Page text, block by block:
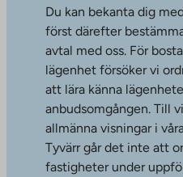
Du kan bekanta dig
först därefter
avtal med oss. För
lägenhet försöker vi
att lära känna
anbudsomgången. Till
allmänna visningar i
Tyvärr går det inte att
fastigheter under